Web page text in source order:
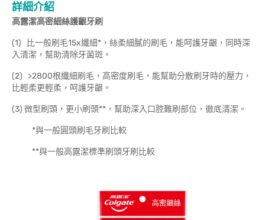
詳細介紹
高露潔高密細絲護齦牙刷
(1) 比一般刷毛15x纖細*，絲柔細膩的刷毛，能呵護牙齦，同時深
入清潔，幫助清除牙菌斑。
(2) >2800根纖細刷毛，高密度刷毛，能幫助分散刷牙時的壓力，
比輕柔更輕柔，呵護牙齦。
(3) 微型刷頭，更小刷頭**，幫助深入口腔難刷部位，徹底清潔。
*與一般圓頭刷毛牙刷比較
**與一般高露潔標準刷頭牙刷比較